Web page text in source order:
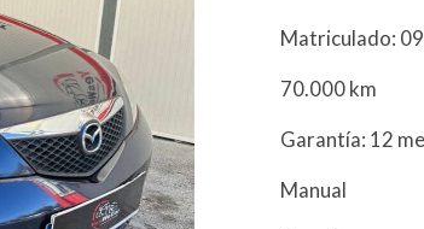
Matriculado:
70.000 km
Garantía: 12
Manual